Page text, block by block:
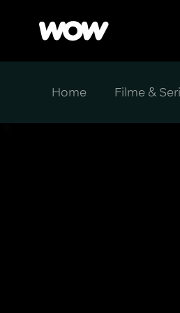
Home Filme &